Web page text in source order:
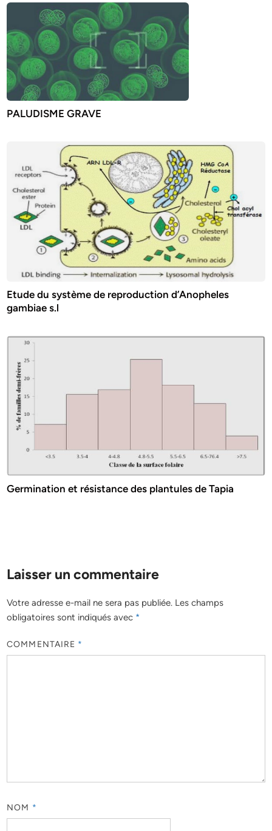
PALUDISME GRAVE
Etude du système de reproduction d’Anopheles
gambiae s.l
Germination et résistance des plantules de Tapia
Laisser un commentaire
Votre adresse e-mail ne sera pas publiée. Les champs
obligatoires sont indiqués avec *
COMMENTAIRE *
NOM *